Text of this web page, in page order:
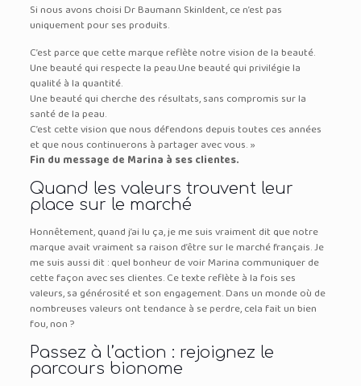
Si nous avons choisi Dr Baumann SkinIdent, ce n’est pas
uniquement pour ses produits.
C’est parce que cette marque reflète notre vision de la beauté.
Une beauté qui respecte la peau.Une beauté qui privilégie la
qualité à la quantité.
Une beauté qui cherche des résultats, sans compromis sur la
santé de la peau.
C’est cette vision que nous défendons depuis toutes ces années
et que nous continuerons à partager avec vous. »
Fin du message de Marina à ses clientes.
Quand les valeurs trouvent leur
place sur le marché
Honnêtement, quand j’ai lu ça, je me suis vraiment dit que notre
marque avait vraiment sa raison d’être sur le marché français. Je
me suis aussi dit : quel bonheur de voir Marina communiquer de
cette façon avec ses clientes. Ce texte reflète à la fois ses
valeurs, sa générosité et son engagement. Dans un monde où de
nombreuses valeurs ont tendance à se perdre, cela fait un bien
fou, non ?
Passez à l’action : rejoignez le
parcours bionome